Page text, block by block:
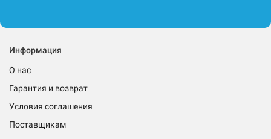
Информация
О нас
Гарантия и возврат
Условия соглашения
Поставщикам